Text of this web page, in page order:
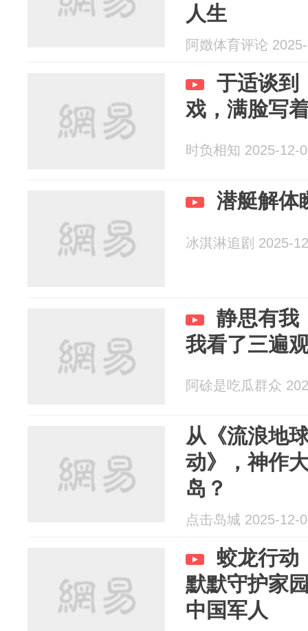
人生
阿嬍体育评论
于适谈到
戏，满脸写
时负相知 2025-12-
潜艇解体
冰淇淋追剧 2025-
静思有我
我看了三遍
阿硢是吃瓜群众
从《流浪地
动》，神作
岛？
点击岛城 2025-12-
蛟龙行动
默默守护家
中国军人